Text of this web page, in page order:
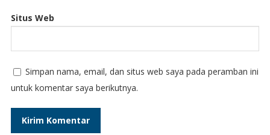
Situs Web
Simpan nama, email, dan situs web saya pada peramban ini
untuk komentar saya berikutnya.